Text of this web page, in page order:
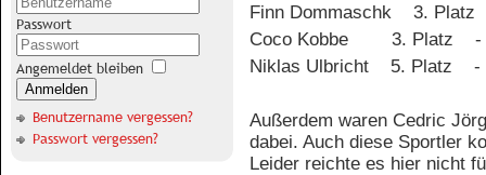
Passwort
Angemeldet bleiben
Anmelden
Benutzername vergessen?
Passwort vergessen?
Finn Dommaschk
3. Platz
Coco Kobbe
3. Platz
-
Niklas Ulbricht
5. Platz -
Außerdem waren Cedric
dabei. Auch diese Sportler
Leider reichte es hier nicht